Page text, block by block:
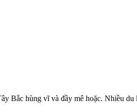
Bắc hùng vĩ và đầy mê hoặc. Nhiều du